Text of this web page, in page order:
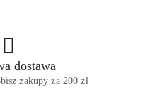
dostawa
zakupy za 200 zł